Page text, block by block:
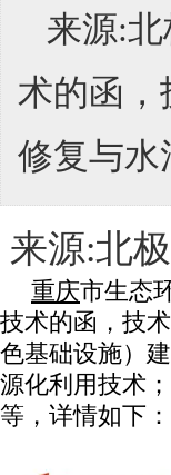
来源:
术的函，
修复与水
来源:北
重庆市生态
技术的函，技
色基础设施）
源化利用技术
等，详情如下：